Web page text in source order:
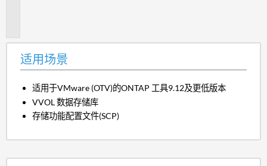
适用场景
适用于VMware (OTV)的ONTAP 工具9.12及更低版本
VVOL 数据存储库
存储功能配置文件(SCP)